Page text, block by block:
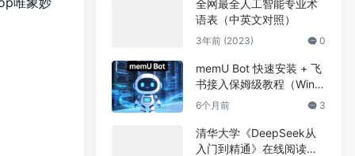
全网最全人工智能专业术
语表（中英文对照）
3年前 (2023) 0
memU Bot 快速安装 + 飞
书接入保姆级教程（Wind
ows/macOS 通用）
6个月前 3
清华大学《DeepSeek从
入门到精通》在线阅读（1